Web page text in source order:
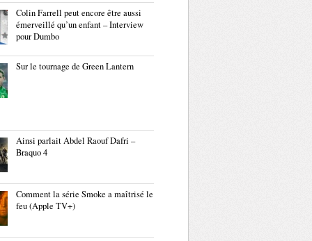
Colin Farrell peut encore être aussi
émerveillé qu’un enfant – Interview
pour Dumbo
Sur le tournage de Green Lantern
Ainsi parlait Abdel Raouf Dafri –
Braquo 4
Comment la série Smoke a maîtrisé le
feu (Apple TV+)